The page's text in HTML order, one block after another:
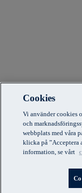
Cookies
Vi använder cookies
och
webbplats med våra
klicka på ”Acceptera
information, se vårt